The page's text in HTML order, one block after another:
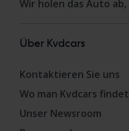
Wir holen das Auto
Über Kvdcars
Kontaktieren Sie uns
Wo man Kvdcars findet
Unser Newsroom